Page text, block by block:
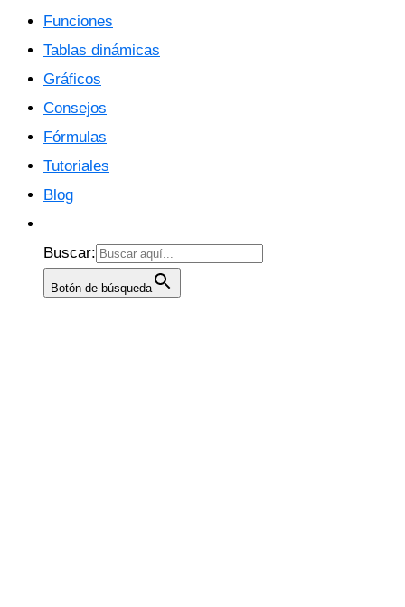
Funciones
Tablas dinámicas
Gráficos
Consejos
Fórmulas
Tutoriales
Blog
Buscar:
Botón de búsqueda